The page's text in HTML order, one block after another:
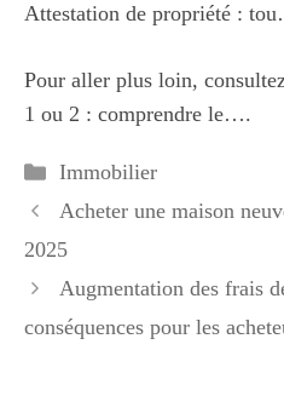
Attestation de propriété :
Pour aller plus loin,
1 ou 2 : comprendre le….
Catégories
Immobilier
Acheter une maison
2025
Augmentation des frais
conséquences pour les